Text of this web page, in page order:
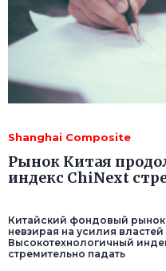
Shanghai Composite
Рынок Китая
индекс ChiNext
Китайский фондовый
невзирая на усилия
Высокотехнологичный
стремительно падать